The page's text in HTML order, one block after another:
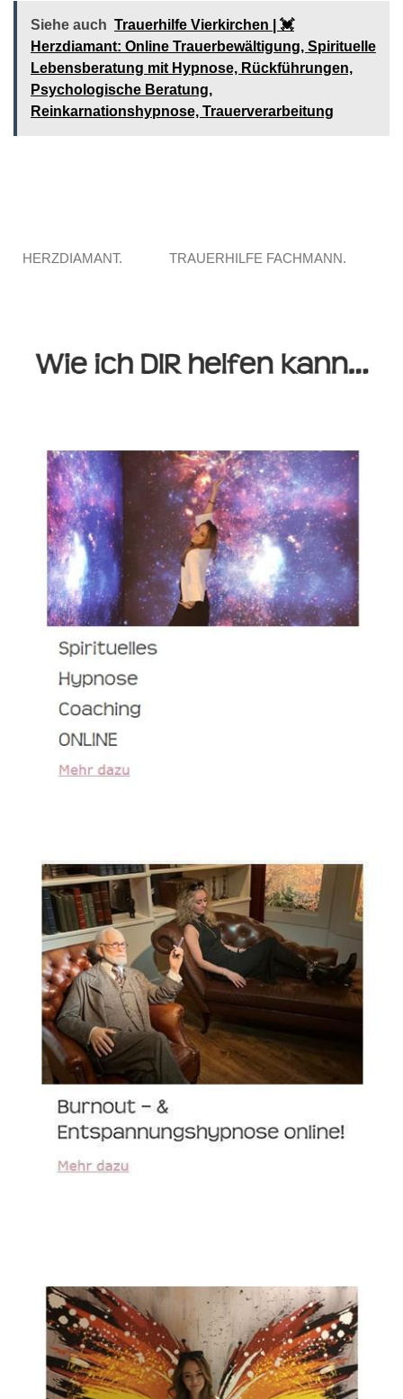
Siehe auch Trauerhilfe Vierkirchen | 💓️️
Herzdiamant: Online Trauerbewältigung, Spirituelle
Lebensberatung mit Hypnose, Rückführungen,
Psychologische Beratung,
Reinkarnationshypnose, Trauerverarbeitung
HERZDIAMANT. TRAUERHILFE FACHMANN.